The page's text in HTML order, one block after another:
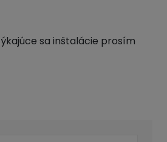
sa inštalácie prosím